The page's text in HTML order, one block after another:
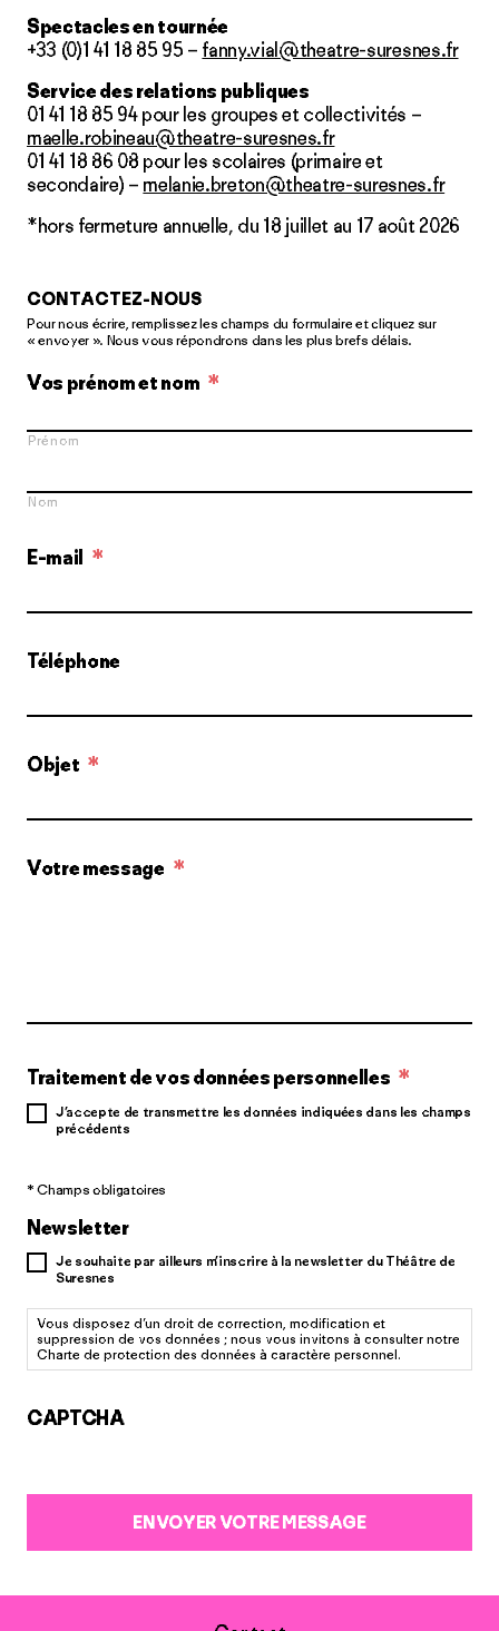
Spectacles en tournée
+33 (0)1 41 18 85 95 – fanny.vial@theatre-suresnes.fr
Service des relations publiques
01 41 18 85 94 pour les groupes et collectivités –
maelle.robineau@theatre-suresnes.fr
01 41 18 86 08 pour les scolaires (primaire et
secondaire) – melanie.breton@theatre-suresnes.fr
*hors fermeture annuelle, du 18 juillet au 17 août 2026
CONTACTEZ-NOUS
Pour nous écrire, remplissez les champs du formulaire et cliquez sur
« envoyer ». Nous vous répondrons dans les plus brefs délais.
Vos prénom et nom *
Prénom
Nom
E-mail *
Téléphone
Objet *
Votre message *
Traitement de vos données personnelles *
J’accepte de transmettre les données indiquées dans les champs
précédents
* Champs obligatoires
Newsletter
Je souhaite par ailleurs m’inscrire à la newsletter du Théâtre de
Suresnes
Vous disposez d’un droit de correction, modification et
suppression de vos données ; nous vous invitons à consulter notre
Charte de protection des données à caractère personnel.
CAPTCHA